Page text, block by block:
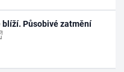
blíží. Působivé zatmění